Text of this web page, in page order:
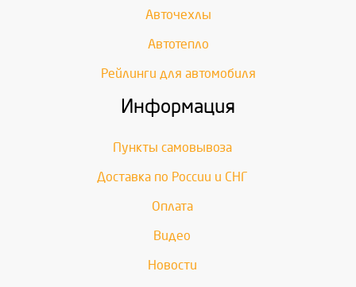
Авточехлы
Автотепло
Рейлинги для автомобиля
Информация
Пункты самовывоза
Доставка по России и СНГ
Оплата
Видео
Новости